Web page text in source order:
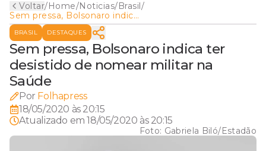
Voltar/Home/Noticias/Brasil/
Sem pressa, Bolsonaro indica
ter desistido de nomear
militar na Saúde
BRASIL DESTAQUES
Sem pressa, Bolsonaro indica ter
desistido de nomear militar na
Saúde
Por Folhapress
18/05/2020 às 20:15
Atualizado em18/05/2020 às 20:15
Foto: Gabriela Biló/Estadão